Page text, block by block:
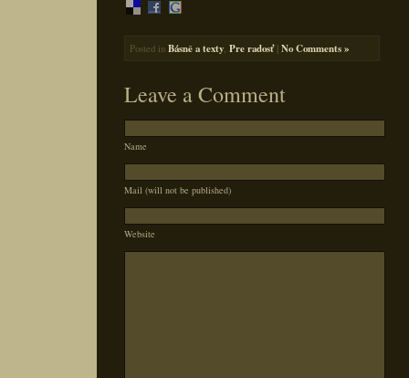
Posted in Básně a texty Pre radosť |No Comments »
Leave a Comment
Name
Mail (will not be published)
Website